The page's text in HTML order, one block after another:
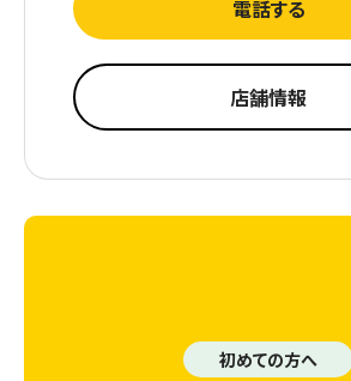
電話する
店舗情報
初めての方へ